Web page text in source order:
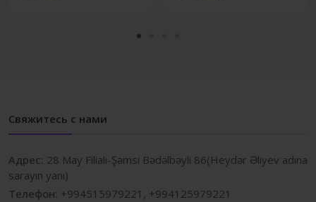
Свяжитесь с нами
Адрес: 28 May Filialı-Şəmsi Bədəlbəyli 86(Heydər Əliyev adına
sarayın yanı)
Телефон: +994515979221, +994125979221